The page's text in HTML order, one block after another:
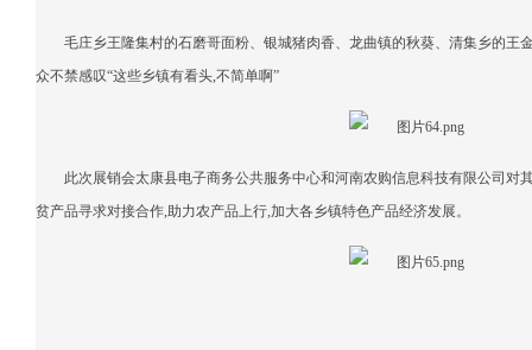
毛庄乡王隆集村的石磨哥面粉、银城猪肉香、龙曲镇的秋葵、清集乡的王
众不禁感叹“这些乡镇有看头,不简单啊”
此次展销会太康县电子商务公共服务中心和河南农购信息科技有限公司对
贫产品寻求对接合作,助力农产品上行,加大各乡镇特色产品经济发展。